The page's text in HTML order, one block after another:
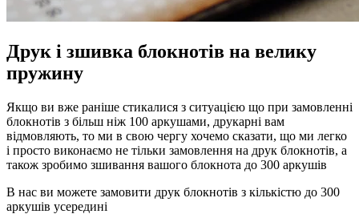
Друк і зшивка блокнотів на велику
пружину
Якщо ви вже раніше стикалися з ситуацією що при замовленні
блокнотів з більш ніж 100 аркушами, друкарні вам
відмовляють, то ми в свою чергу хочемо сказати, що ми легко
і просто виконаємо не тільки замовлення на друк блокнотів, а
також зробимо зшивання вашого блокнота до 300 аркушів
В нас ви можете замовити друк блокнотів з кількістю до 300
аркушів усередині